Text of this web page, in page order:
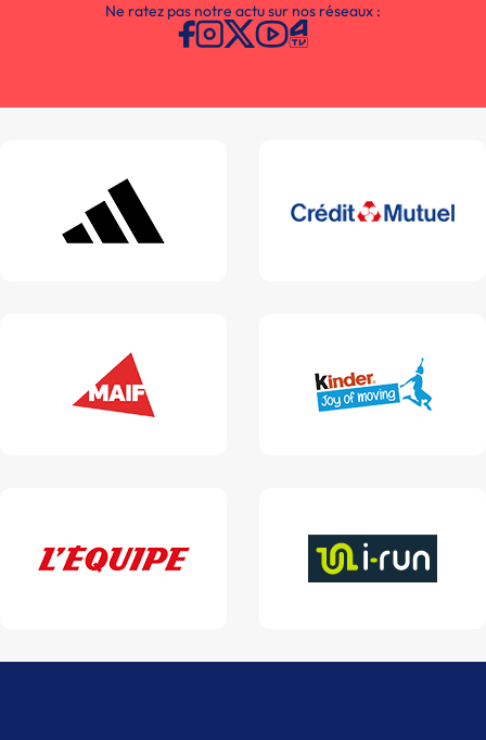
Ne ratez pas notre actu sur nos réseaux :